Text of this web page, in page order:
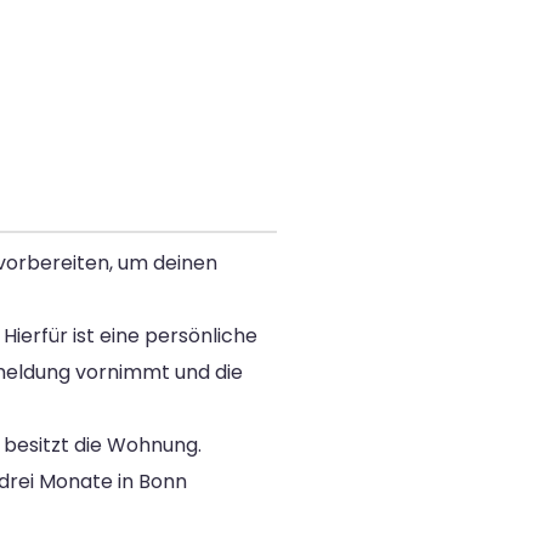
um deinen
ist eine persönliche
vornimmt und die
die Wohnung.
Monate in Bonn